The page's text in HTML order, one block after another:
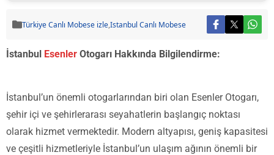
Türkiye Canlı Mobese izle,Istanbul Canlı Mobese
İstanbul Esenler Otogarı Hakkında Bilgilendirme:
İstanbul’un önemli otogarlarından biri olan Esenler Otogarı,
şehir içi ve şehirlerarası seyahatlerin başlangıç noktası
olarak hizmet vermektedir. Modern altyapısı, geniş kapasitesi
ve çeşitli hizmetleriyle İstanbul’un ulaşım ağının önemli bir